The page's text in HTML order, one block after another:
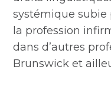
systémique subie
la profession
dans d’autres
Brunswick et